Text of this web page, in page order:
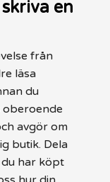
en
från
läsa
du
oberoende
avgör om
butik. Dela
har köpt